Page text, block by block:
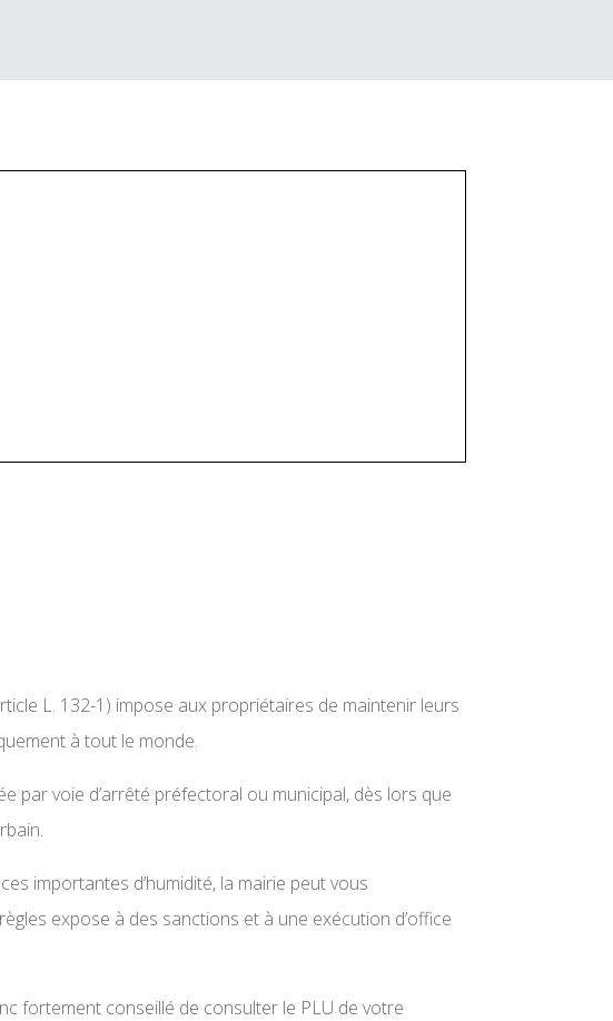
L. 132-1) impose aux propriétaires de maintenir leurs
à tout le monde.
par voie d’arrêté préfectoral ou municipal, dès lors que
importantes d’humidité, la mairie peut vous
expose à des sanctions et à une exécution d’office
fortement conseillé de consulter le PLU de votre